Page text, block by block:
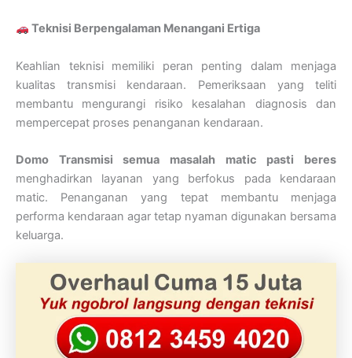
Teknisi Berpengalaman Menangani Ertiga
Keahlian teknisi memiliki peran penting dalam menjaga
kualitas transmisi kendaraan. Pemeriksaan yang teliti
membantu mengurangi risiko kesalahan diagnosis dan
mempercepat proses penanganan kendaraan.
Domo Transmisi semua masalah matic pasti beres
menghadirkan layanan yang berfokus pada kendaraan
matic. Penanganan yang tepat membantu menjaga
performa kendaraan agar tetap nyaman digunakan bersama
keluarga.